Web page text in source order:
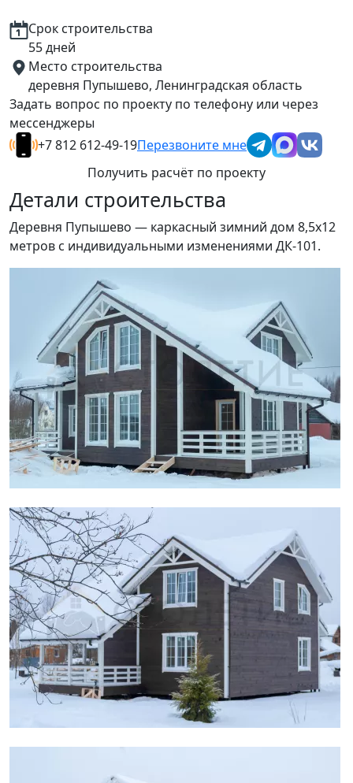
Срок строительства
55 дней
Место строительства
деревня Пупышево, Ленинградская область
Задать вопрос по проекту по телефону или через
мессенджеры
+7 812 612-49-19Перезвоните мне
Получить расчёт по проекту
Детали строительства
Деревня Пупышево — каркасный зимний дом 8,5х12
метров с индивидуальными изменениями ДК-101.